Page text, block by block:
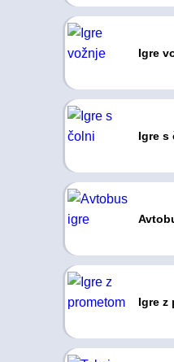
Igre
Igre s
Igre z